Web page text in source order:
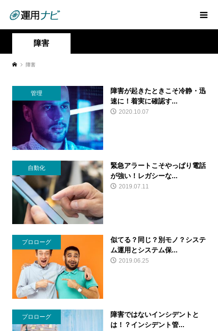
障害
障害
管理
障害が起きたときこそ冷静・迅
速に！着実に確認す...
2020.10.07
自動化
緊急アラートこそやっぱり電話
が強い！レガシーな...
2019.07.11
プロローグ
似てる？同じ？別モノ？システ
ム運用とシステム保...
2019.06.25
プロローグ
障害ではないインシデントと
は！？インシデント管...